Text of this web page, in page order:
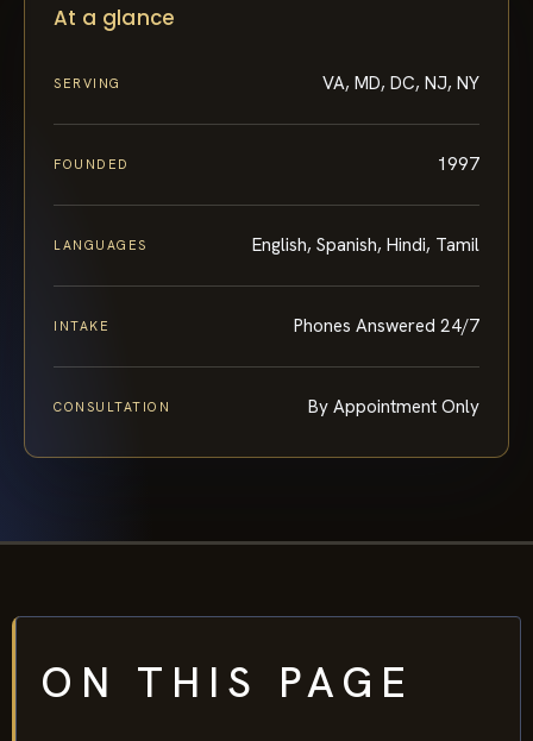
At a glance
SERVING VA, MD, DC, NJ, NY
FOUNDED 1997
LANGUAGES English, Spanish, Hindi, Tamil
INTAKE Phones Answered 24/7
CONSULTATION By Appointment Only
ON THIS PAGE